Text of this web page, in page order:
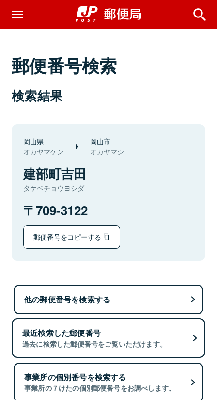
郵便番号検索
検索結果
岡山県
オカヤマケン
岡山市
オカヤマシ
建部町吉田
タケベチョウヨシダ
709-3122
郵便番号をコピーする
他の郵便番号を検索する
最近検索した郵便番号
過去に検索した郵便番号をご覧いただけます。
事業所の個別番号を検索する
事業所の７けたの個別郵便番号をお調べします。